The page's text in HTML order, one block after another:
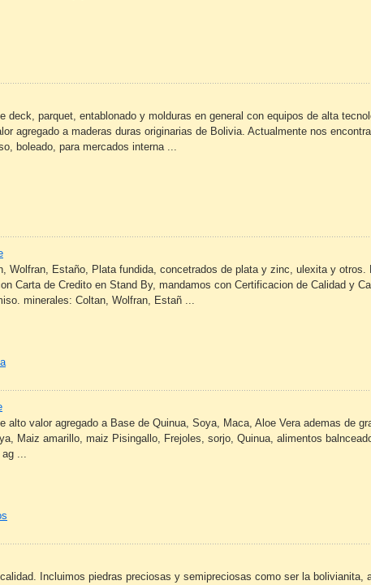
deck, parquet, entablonado y molduras en general con equipos de alta
agregado a maderas duras originarias de Bolivia. Actualmente nos
boleado, para mercados interna ...
Wolfran, Estaño, Plata fundida, concetrados de plata y zinc, ulexita y otros.
Carta de Credito en Stand By, mandamos con Certificacion de Calidad y
minerales: Coltan, Wolfran, Estañ ...
alto valor agregado a Base de Quinua, Soya, Maca, Aloe Vera ademas de
Maiz amarillo, maiz Pisingallo, Frejoles, sorjo, Quinua, alimentos
ag ...
Incluimos piedras preciosas y semipreciosas como ser la bolivianita,